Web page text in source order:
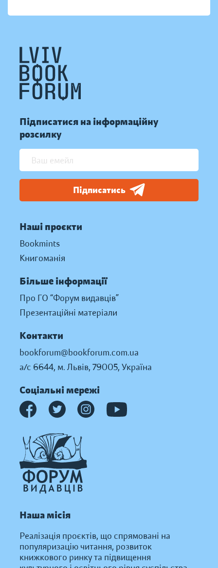
Підписатися на інформаційну
розсилку
Підписатись
Наші проєкти
Bookmints
Книгоманія
Більше інформації
Про ГО “Форум видавців”
Презентаційні матеріали
Контакти
bookforum@bookforum.com.ua
а/с 6644, м. Львів, 79005, Україна
Соціальні мережі
Наша місія
Реалізація проєктів, що спрямовані на
популяризацію читання, розвиток
книжкового ринку та підвищення